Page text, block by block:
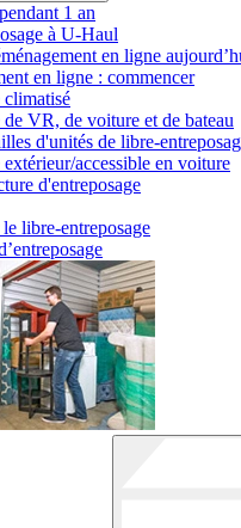
1 an
à U-Haul
en ligne
en ligne : commencer
climatisé
de VR, de voiture et de bateau
d'unités de libre-
extérieur/accessible en voiture
d'entreposage
libre-entreposage